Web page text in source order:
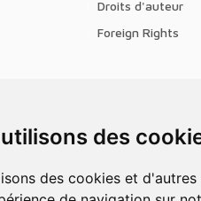
utilisons des
Droits d'auteur
Foreign Rights
offres,
et les